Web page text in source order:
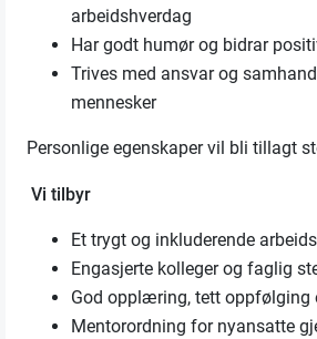
arbeidshverdag
Har godt humør og bidrar
Trives med ansvar og
mennesker
Personlige egenskaper vil bli tillagt
Vi tilbyr
Et trygt og inkluderende
Engasjerte kolleger og faglig
God opplæring, tett oppfølging
Mentorordning for nyansatte